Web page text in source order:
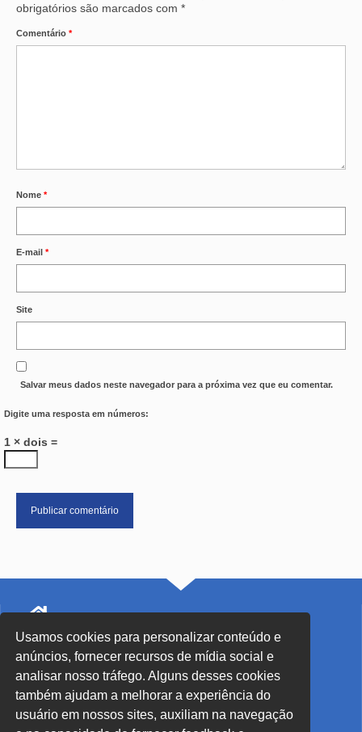
obrigatórios são marcados com *
Comentário *
Nome *
E-mail *
Site
Salvar meus dados neste navegador para a próxima vez que eu comentar.
Digite uma resposta em números:
1 × dois =
SEDE Blumenau - SC
Rua John Kennedy, 91 - Centro
(47) 3326-6399
sec.blumenau@secblumenau.com.br
Usamos cookies para personalizar conteúdo e
anúncios, fornecer recursos de mídia social e
analisar nosso tráfego. Alguns desses cookies
também ajudam a melhorar a experiência do
usuário em nossos sites, auxiliam na navegação